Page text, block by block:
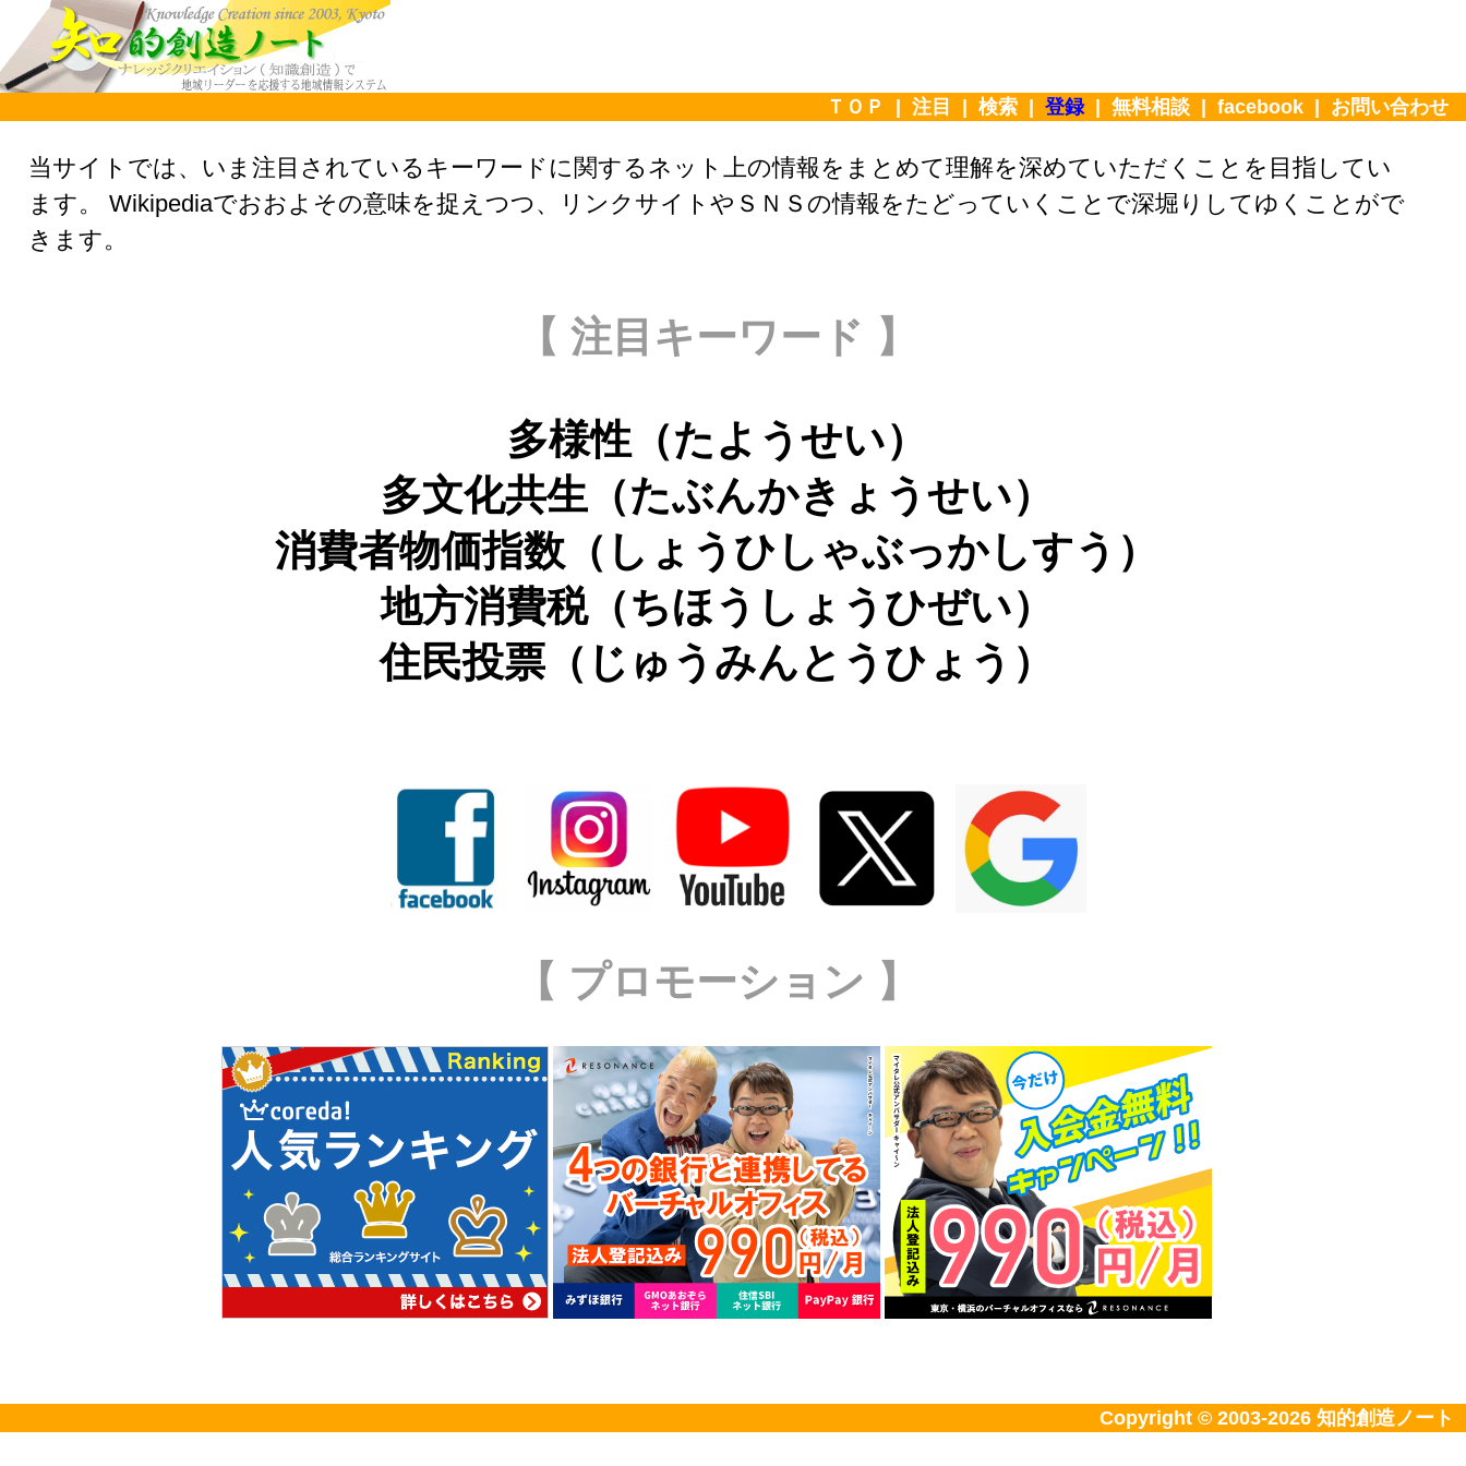
ＴＯＰ 注目 検索 登録 無料相談 facebook お問い合わせ
当サイトでは、いま注目されているキーワードに関するネット上の情報をまとめて理解を深めていただくことを目指してい
ます。 Wikipediaでおおよその意味を捉えつつ、リンクサイトやＳＮＳの情報をたどっていくことで深堀りしてゆくことがで
きます。
【 注目キーワード 】
多様性（たようせい）
多文化共生（たぶんかきょうせい）
消費者物価指数（しょうひしゃぶっかしすう）
地方消費税（ちほうしょうひぜい）
住民投票（じゅうみんとうひょう）
【 プロモーション 】
Copyright © 2003-2026 知的創造ノート